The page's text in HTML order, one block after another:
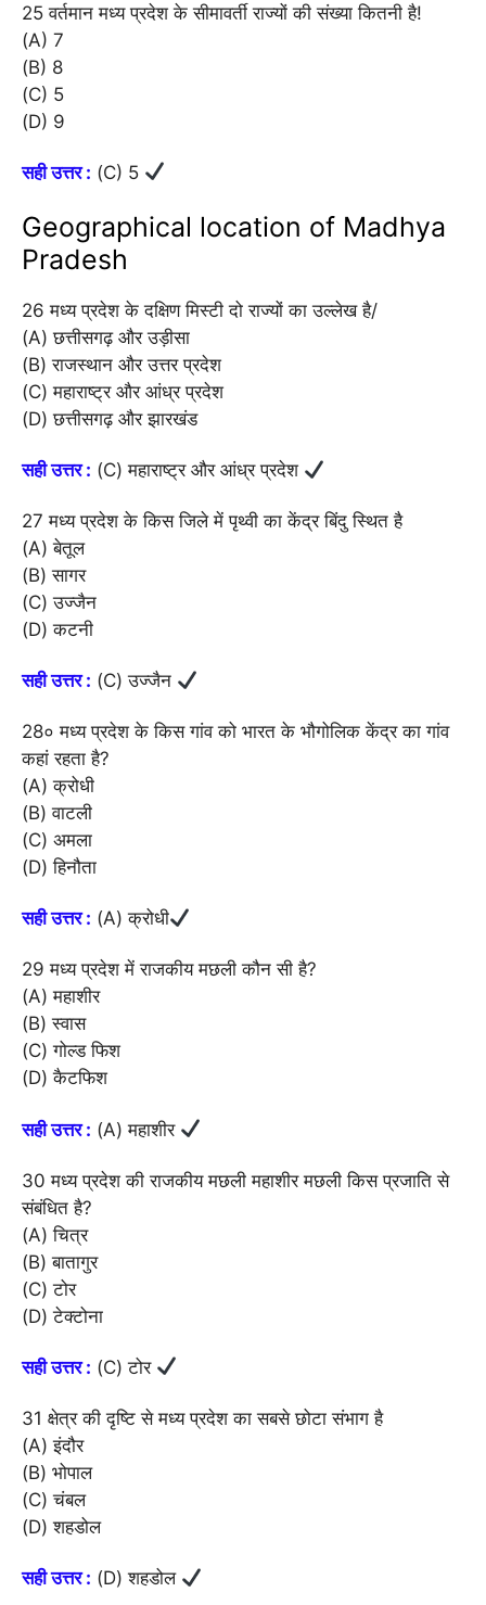
25 वर्तमान मध्य प्रदेश के सीमावर्ती राज्यों की संख्या कितनी है!
(A) 7
(B) 8
(C) 5
(D) 9
सही उत्तर : (C) 5
Geographical location of Madhya
Pradesh
26 मध्य प्रदेश के दक्षिण मिस्टी दो राज्यों का उल्लेख है/
(A) छत्तीसगढ़ और उड़ीसा
(B) राजस्थान और उत्तर प्रदेश
(C) महाराष्ट्र और आंध्र प्रदेश
(D) छत्तीसगढ़ और झारखंड
सही उत्तर : (C) महाराष्ट्र और आंध्र प्रदेश
27 मध्य प्रदेश के किस जिले में पृथ्वी का केंद्र बिंदु स्थित है
(A) बेतूल
(B) सागर
(C) उज्जैन
(D) कटनी
सही उत्तर : (C) उज्जैन
28० मध्य प्रदेश के किस गांव को भारत के भौगोलिक केंद्र का गांव
कहां रहता है?
(A) क्रोधी
(B) वाटली
(C) अमला
(D) हिनौता
सही उत्तर : (A) क्रोधी
29 मध्य प्रदेश में राजकीय मछली कौन सी है?
(A) महाशीर
(B) स्वास
(C) गोल्ड फिश
(D) कैटफिश
सही उत्तर : (A) महाशीर
30 मध्य प्रदेश की राजकीय मछली महाशीर मछली किस प्रजाति से
संबंधित है?
(A) चित्र
(B) बातागुर
(C) टोर
(D) टेक्टोना
सही उत्तर : (C) टोर
31 क्षेत्र की दृष्टि से मध्य प्रदेश का सबसे छोटा संभाग है
(A) इंदौर
(B) भोपाल
(C) चंबल
(D) शहडोल
सही उत्तर : (D) शहडोल